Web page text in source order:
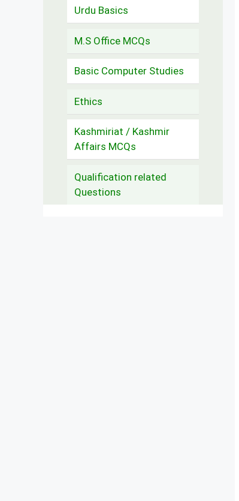
Urdu Basics
M.S Office MCQs
Basic Computer Studies
Ethics
Kashmiriat / Kashmir
Affairs MCQs
Qualification related
Questions